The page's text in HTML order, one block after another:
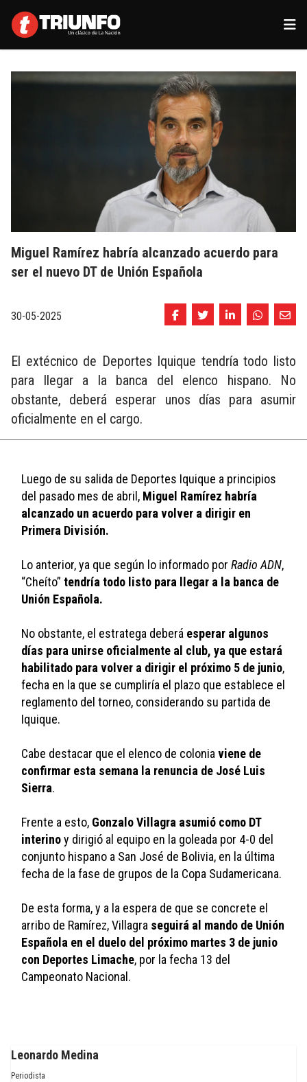
Miguel Ramírez habría alcanzado acuerdo para
ser el nuevo DT de Unión Española
30-05-2025
El extécnico de Deportes Iquique tendría todo listo
para llegar a la banca del elenco hispano. No
obstante, deberá esperar unos días para asumir
oficialmente en el cargo.
Luego de su salida de Deportes Iquique a principios
del pasado mes de abril, Miguel Ramírez habría
alcanzado un acuerdo para volver a dirigir en
Primera División.
Lo anterior, ya que según lo informado por Radio ADN,
“Cheíto” tendría todo listo para llegar a la banca de
Unión Española.
No obstante, el estratega deberá esperar algunos
días para unirse oficialmente al club, ya que estará
habilitado para volver a dirigir el próximo 5 de junio,
fecha en la que se cumpliría el plazo que establece el
reglamento del torneo, considerando su partida de
Iquique.
Cabe destacar que el elenco de colonia viene de
confirmar esta semana la renuncia de José Luis
Sierra.
Frente a esto, Gonzalo Villagra asumió como DT
interino y dirigió al equipo en la goleada por 4-0 del
conjunto hispano a San José de Bolivia, en la última
fecha de la fase de grupos de la Copa Sudamericana.
De esta forma, y a la espera de que se concrete el
arribo de Ramírez, Villagra seguirá al mando de Unión
Española en el duelo del próximo martes 3 de junio
con Deportes Limache, por la fecha 13 del
Campeonato Nacional.
Leonardo Medina
Periodista